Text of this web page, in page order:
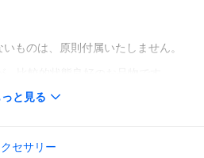
ものは、原則付属いたしません。
。
っと見る
セサリー